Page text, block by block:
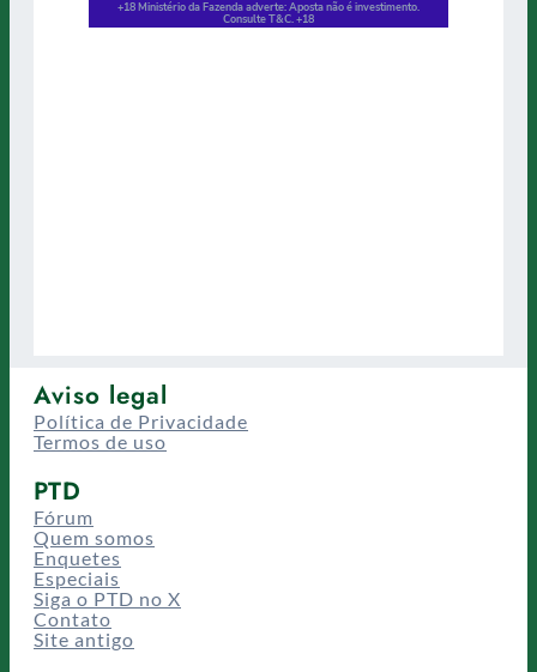
Aviso legal
Política de Privacidade
Termos de uso
PTD
Fórum
Quem somos
Enquetes
Especiais
Siga o PTD no X
Contato
Site antigo